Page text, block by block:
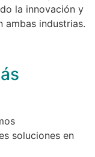
la innovación y
industrias.
soluciones en